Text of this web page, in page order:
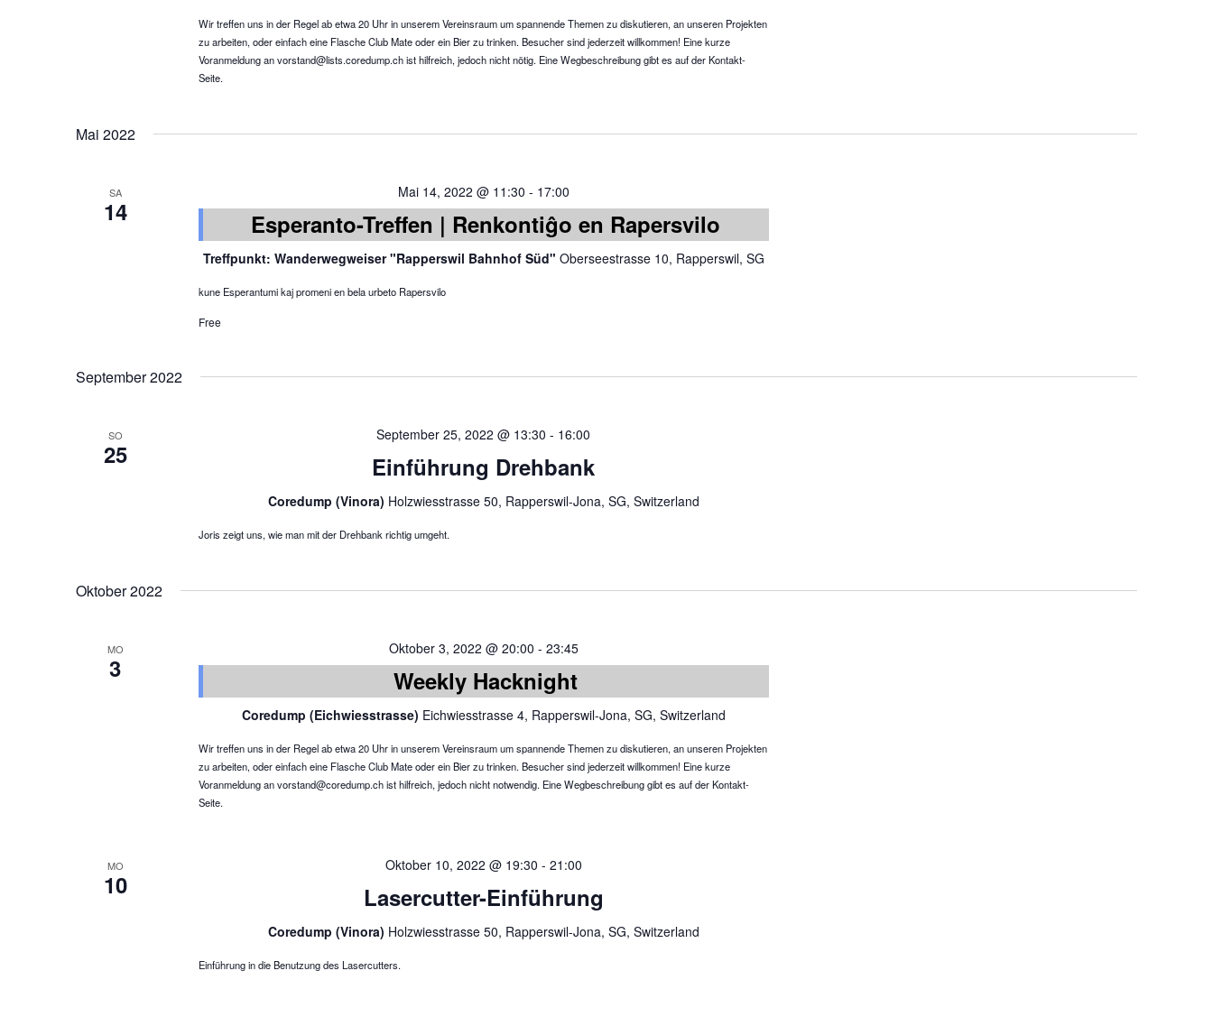
Wir treffen uns in der Regel ab etwa 20 Uhr in unserem Vereinsraum um spannende Themen zu diskutieren, an unseren Projekten
zu arbeiten, oder einfach eine Flasche Club Mate oder ein Bier zu trinken. Besucher sind jederzeit willkommen! Eine kurze
Voranmeldung an vorstand@lists.coredump.ch ist hilfreich, jedoch nicht nötig. Eine Wegbeschreibung gibt es auf der Kontakt-
Seite.
Mai 2022
SA
14
Mai 14, 2022 @ 11:30 - 17:00
Esperanto-Treffen | Renkontiĝo en Rapersvilo
Treffpunkt: Wanderwegweiser "Rapperswil Bahnhof Süd" Oberseestrasse 10, Rapperswil, SG
kune Esperantumi kaj promeni en bela urbeto Rapersvilo
Free
September 2022
SO
25
September 25, 2022 @ 13:30 - 16:00
Einführung Drehbank
Coredump (Vinora) Holzwiesstrasse 50, Rapperswil-Jona, SG, Switzerland
Joris zeigt uns, wie man mit der Drehbank richtig umgeht.
Oktober 2022
MO
3
Oktober 3, 2022 @ 20:00 - 23:45
Weekly Hacknight
Coredump (Eichwiesstrasse) Eichwiesstrasse 4, Rapperswil-Jona, SG, Switzerland
Wir treffen uns in der Regel ab etwa 20 Uhr in unserem Vereinsraum um spannende Themen zu diskutieren, an unseren Projekten
zu arbeiten, oder einfach eine Flasche Club Mate oder ein Bier zu trinken. Besucher sind jederzeit willkommen! Eine kurze
Voranmeldung an vorstand@coredump.ch ist hilfreich, jedoch nicht notwendig. Eine Wegbeschreibung gibt es auf der Kontakt-
Seite.
MO
10
Oktober 10, 2022 @ 19:30 - 21:00
Lasercutter-Einführung
Coredump (Vinora) Holzwiesstrasse 50, Rapperswil-Jona, SG, Switzerland
Einführung in die Benutzung des Lasercutters.